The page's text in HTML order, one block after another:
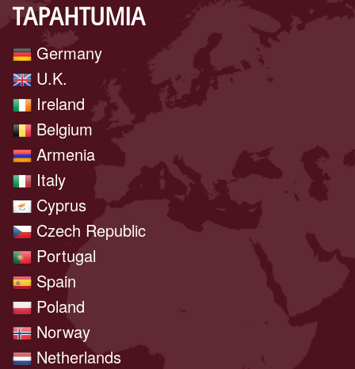
TAPAHTUMIA
Germany
U.K.
Ireland
Belgium
Armenia
Italy
Cyprus
Czech Republic
Portugal
Spain
Poland
Norway
Netherlands